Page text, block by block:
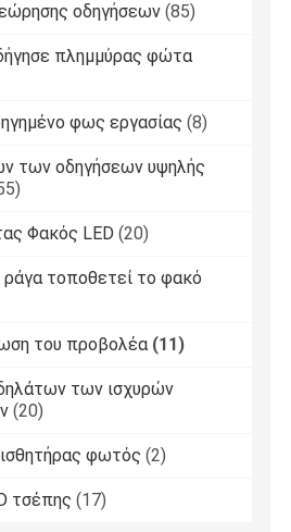
οδηγήσεων (85)
πλημμύρας φώτα
φως εργασίας (8)
των οδηγήσεων υψηλής
Φακός LED (20)
ράγα τοποθετεί το φακό
του προβολέα (11)
των ισχυρών
(20)
φωτός (2)
τσέπης (17)